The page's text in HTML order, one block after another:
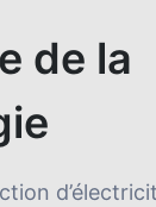
de la